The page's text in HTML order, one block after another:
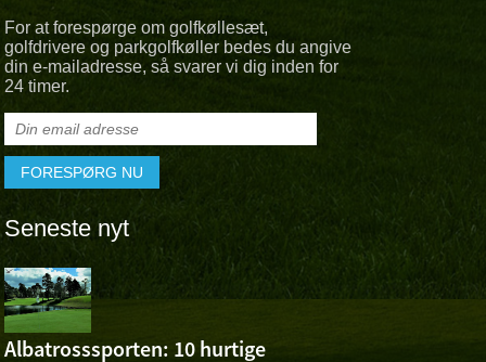
For at forespørge om golfkøllesæt,
golfdrivere og parkgolfkøller bedes du angive
din e-mailadresse, så svarer vi dig inden for
24 timer.
Seneste nyt
Albatrosssporten: 10 hurtige
Albatross